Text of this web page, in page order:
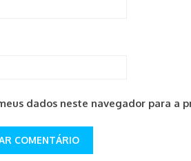
dados neste navegador para a